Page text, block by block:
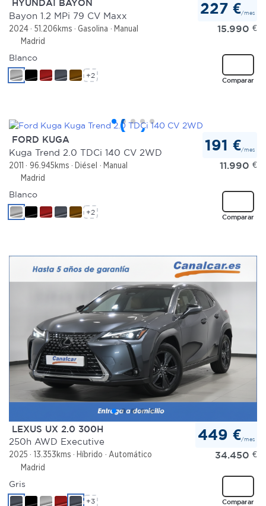
Las cookies de este sitio web se usan para personalizar
el contenido y los anuncios, ofrecer funciones de redes
sociales y analizar el tráfico. Además, compartimos
información sobre el uso que haga del sitio web con
nuestros partners de redes sociales, publicidad y análisis
partir del uso que haya hecho de sus servicios.
HYUNDAI BAYON
Bayon 1.2 MPi 79 CV Maxx
2024 51.206kms Gasolina
Manual
Madrid
227 €/mes
15.990 €
Comparar
Blanco
+2
FORD KUGA
Kuga Trend 2.0 TDCi 140 CV 2WD
2011 96.945kms Diésel
Manual
Madrid
191 €/mes
11.990 €
Comparar
Blanco
+2
LEXUS UX 2.0 300H
250h AWD Executive
2025 13.353kms Híbrido
Automático
Madrid
449 €/mes
34.450 €
Comparar
Gris
+3